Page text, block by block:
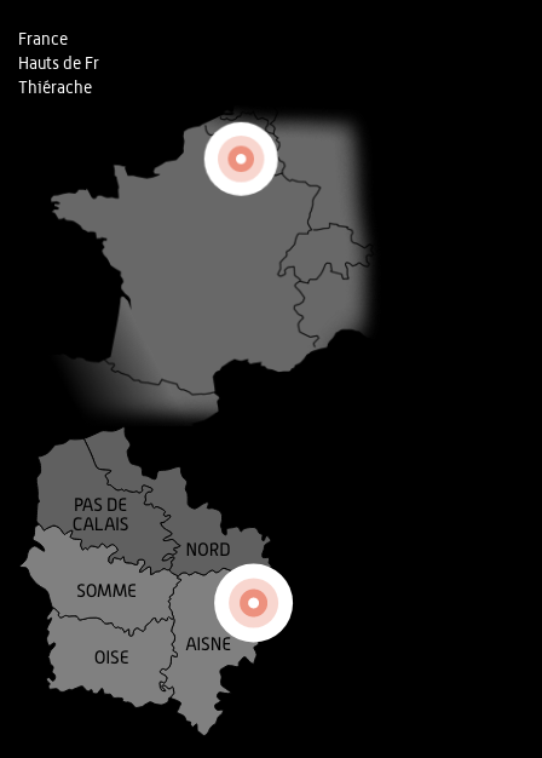
France
Hauts de Fr
Thiérache